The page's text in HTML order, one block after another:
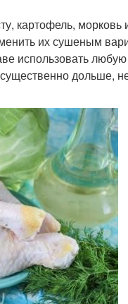
картофель, морковь
их сушеным
использовать любую
дольше,